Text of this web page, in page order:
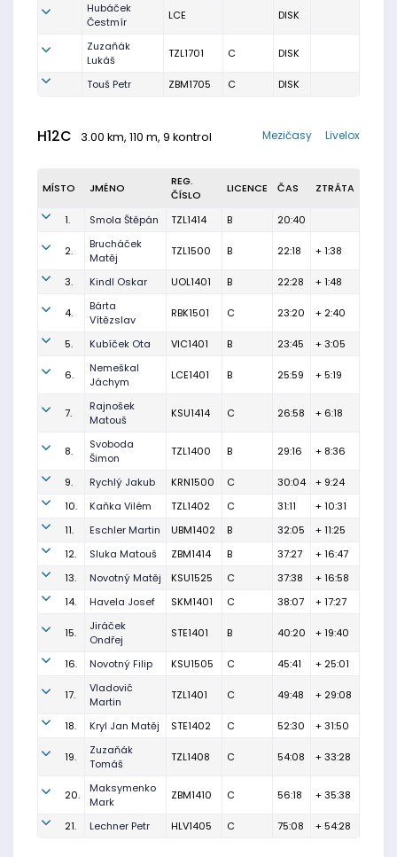
Hubáček
Čestmír
LCE DISK
Zuzaňák
Lukáš
TZL1701 C DISK
Touš Petr ZBM1705 C DISK
H12C 3.00 km, 110 m, 9 kontrol Livelox
Mezičasy
MÍSTO JMÉNO
REG.
ČÍSLO
LICENCE ČAS ZTRÁTA
1. Smola Štěpán TZL1414 B 20:40
2.
Brucháček
Matěj
TZL1500 B 22:18 + 1:38
3. Kindl Oskar UOL1401 B 22:28 + 1:48
4.
Bárta
Vítězslav
RBK1501 C 23:20 + 2:40
5. Kubíček Ota VIC1401 B 23:45 + 3:05
6.
Nemeškal
Jáchym
LCE1401 B 25:59 + 5:19
7.
Rajnošek
Matouš
KSU1414 C 26:58 + 6:18
8.
Svoboda
Šimon
TZL1400 B 29:16 + 8:36
9. Rychlý Jakub KRN1500 C 30:04
+ 9:24
10.
Kaňka Vilém TZL1402 C 31:11
+ 10:31
11.
Eschler Martin UBM1402 B 32:05
+ 11:25
12.
Sluka Matouš ZBM1414 B 37:27
+ 16:47
13.
Novotný Matěj KSU1525 C 37:38
+ 16:58
14.
Havela Josef SKM1401 C 38:07 + 17:27
15.
Jiráček
Ondřej
STE1401 B 40:20 + 19:40
16. Novotný Filip KSU1505 C 45:41 + 25:01
17.
Vladovič
Martin
TZL1401 C 49:48 + 29:08
18. Kryl Jan Matěj STE1402 C 52:30 + 31:50
19.
Zuzaňák
Tomáš
TZL1408 C 54:08 + 33:28
20.
Maksymenko
Mark
ZBM1410 C 56:18 + 35:38
21. Lechner Petr HLV1405 C 75:08 + 54:28